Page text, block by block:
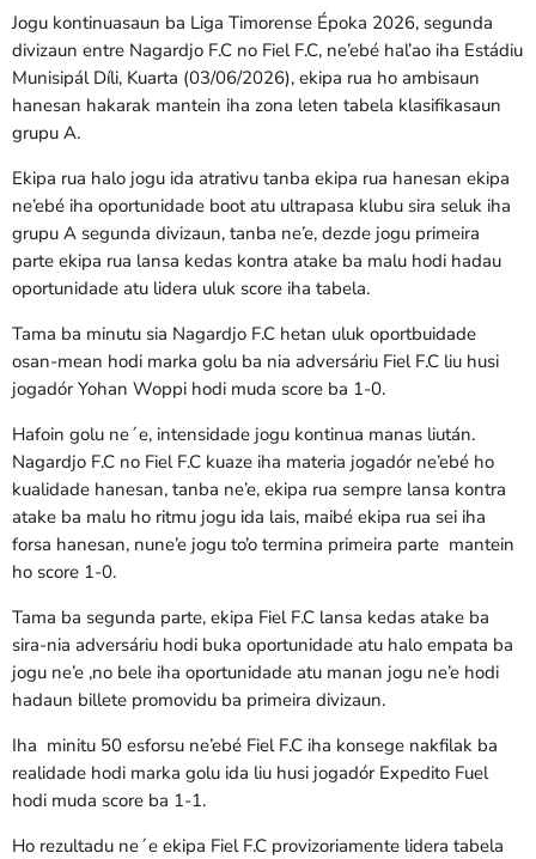
Bom dia RAFA
7:00 AM - 9:00 AM
Jogu kontinuasaun ba Liga Timorense Époka 2026, segunda
divizaun entre Nagardjo F.C no Fiel F.C, ne’ebé hal’ao iha Estádiu
Munisipál Díli, Kuarta (03/06/2026), ekipa rua ho ambisaun
hanesan hakarak mantein iha zona leten tabela klasifikasaun
grupu A.
Ekipa rua halo jogu ida atrativu tanba ekipa rua hanesan ekipa
ne’ebé iha oportunidade boot atu ultrapasa klubu sira seluk iha
grupu A segunda divizaun, tanba ne’e, dezde jogu primeira
parte ekipa rua lansa kedas kontra atake ba malu hodi hadau
oportunidade atu lidera uluk score iha tabela.
Tama ba minutu sia Nagardjo F.C hetan uluk oportbuidade
osan-mean hodi marka golu ba nia adversáriu Fiel F.C liu husi
jogadór Yohan Woppi hodi muda score ba 1-0.
Hafoin golu ne´e, intensidade jogu kontinua manas liután.
Nagardjo F.C no Fiel F.C kuaze iha materia jogadór ne’ebé ho
kualidade hanesan, tanba ne’e, ekipa rua sempre lansa kontra
atake ba malu ho ritmu jogu ida lais, maibé ekipa rua sei iha
forsa hanesan, nune’e jogu to’o termina primeira parte mantein
ho score 1-0.
Tama ba segunda parte, ekipa Fiel F.C lansa kedas atake ba
sira-nia adversáriu hodi buka oportunidade atu halo empata ba
jogu ne’e ,no bele iha oportunidade atu manan jogu ne’e hodi
hadaun billete promovidu ba primeira divizaun.
Iha minitu 50 esforsu ne’ebé Fiel F.C iha konsege nakfilak ba
realidade hodi marka golu ida liu husi jogadór Expedito Fuel
hodi muda score ba 1-1.
Ho rezultadu ne´e ekipa Fiel F.C provizoriamente lidera tabela